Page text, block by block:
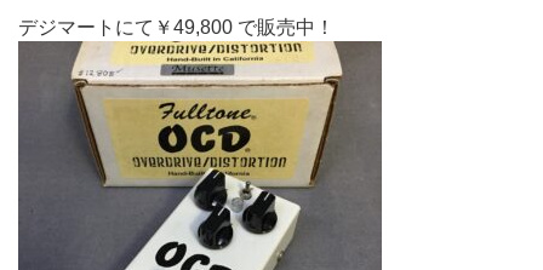
デジマートにて￥49,800 で販売中！